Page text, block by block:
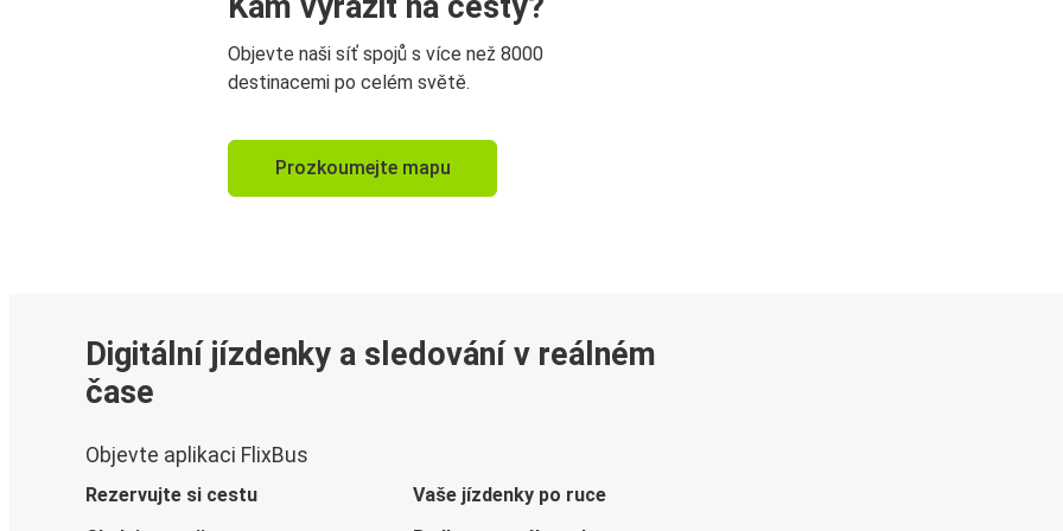
Objevte naši síť spojů s více než 8000
destinacemi po celém světě.
Prozkoumejte mapu
Digitální jízdenky a sledování v reálném
čase
Objevte aplikaci FlixBus
Rezervujte si cestu
Vaše jízdenky po ruce